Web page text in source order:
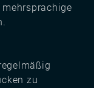
zu